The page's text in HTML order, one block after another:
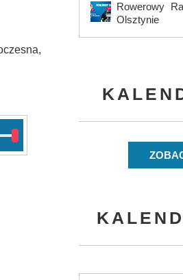
Rowerowy
Olsztynie